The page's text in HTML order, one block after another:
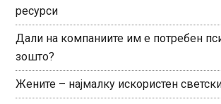
ресурси
Дали на компаниите им е потребен
зошто?
Жените – најмалку искористен